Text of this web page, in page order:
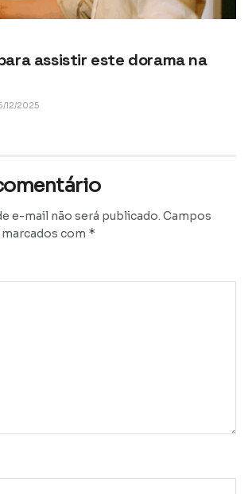
assistir este dorama na
12/2025
e-mail não será publicado. Campos
com *